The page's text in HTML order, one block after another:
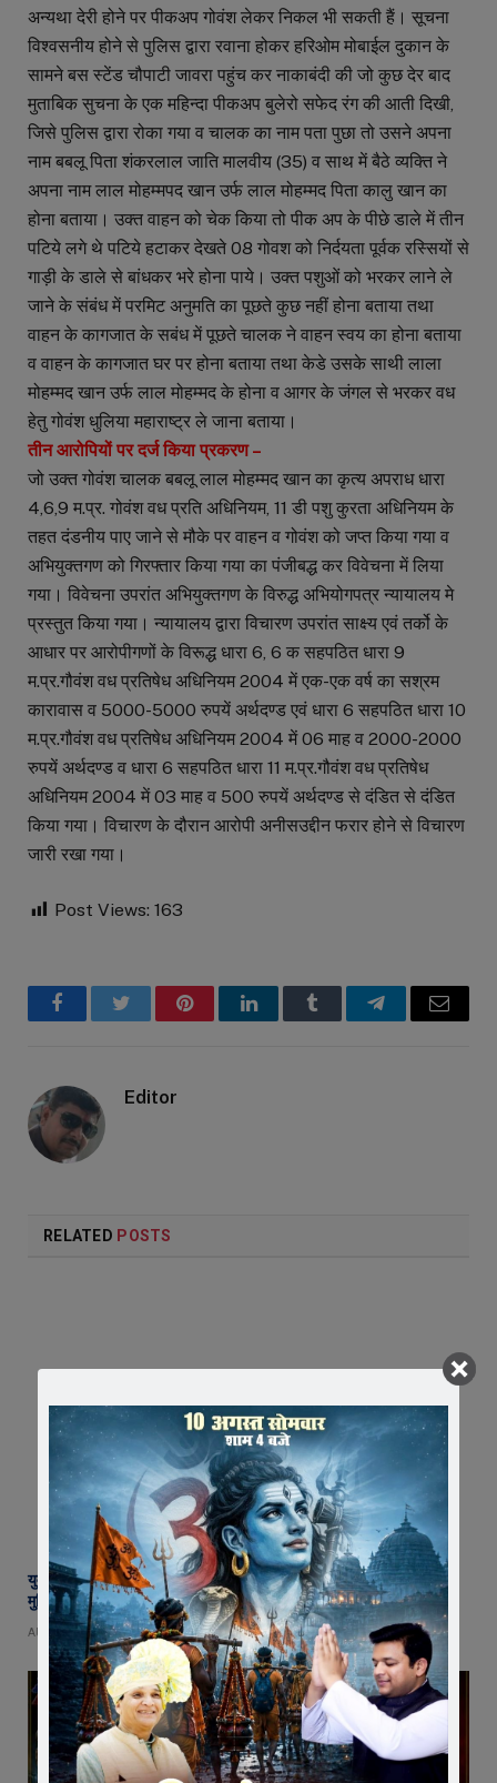
अन्यथा देरी होने पर पीकअप गोवंश लेकर निकल भी सकती हैं। सूचना
विश्वसनीय होने से पुलिस द्वारा रवाना होकर हरिओम मोबाईल दुकान के
सामने बस स्टेंड चौपाटी जावरा पहुंच कर नाकाबंदी की जो कुछ देर बाद
मुताबिक सुचना के एक महिन्दा पीकअप बुलेरो सफेद रंग की आती दिखी,
जिसे पुलिस द्वारा रोका गया व चालक का नाम पता पुछा तो उसने अपना
नाम बबलू पिता शंकरलाल जाति मालवीय (35) व साथ में बैठे व्यक्ति ने
अपना नाम लाल मोहम्मपद खान उर्फ लाल मोहम्मद पिता कालु खान का
होना बताया। उक्त वाहन को चेक किया तो पीक अप के पीछे डाले में तीन
पटिये लगे थे पटिये हटाकर देखते 08 गोवश को निर्दयता पूर्वक रस्सियों से
गाड़ी के डाले से बांधकर भरे होना पाये। उक्त पशुओं को भरकर लाने ले
जाने के संबंध में परमिट अनुमति का पूछते कुछ नहीं होना बताया तथा
वाहन के कागजात के सबंध में पूछते चालक ने वाहन स्वय का होना बताया
व वाहन के कागजात घर पर होना बताया तथा केडे उसके साथी लाला
मोहम्मद खान उर्फ लाल मोहम्मद के होना व आगर के जंगल से भरकर वध
हेतु गोवंश धुलिया महाराष्ट्र ले जाना बताया।
तीन आरोपियों पर दर्ज किया प्रकरण –
जो उक्त गोवंश चालक बबलू लाल मोहम्मद खान का कृत्य अपराध धारा
4,6,9 म.प्र. गोवंश वध प्रति अधिनियम, 11 डी पशु कुरता अधिनियम के
तहत दंडनीय पाए जाने से मौके पर वाहन व गोवंश को जप्त किया गया व
अभियुक्तगण को गिरफ्तार किया गया का पंजीबद्ध कर विवेचना में लिया
गया। विवेचना उपरांत अभियुक्तगण के विरुद्ध अभियोगपत्र न्यायालय मे
प्रस्तुत किया गया। न्यायालय द्वारा विचारण उपरांत साक्ष्य एवं तर्को के
आधार पर आरोपीगणों के विरूद्ध धारा 6, 6 क सहपठित धारा 9
म.प्र.गौवंश वध प्रतिषेध अधिनियम 2004 में एक-एक वर्ष का सश्रम
कारावास व 5000-5000 रुपयें अर्थदण्ड एवं धारा 6 सहपठित धारा 10
म.प्र.गौवंश वध प्रतिषेध अधिनियम 2004 में 06 माह व 2000-2000
रुपयें अर्थदण्ड व धारा 6 सहपठित धारा 11 म.प्र.गौवंश वध प्रतिषेध
अधिनियम 2004 में 03 माह व 500 रुपयें अर्थदण्ड से दंडित से दंडित
किया गया। विचारण के दौरान आरोपी अनीसउद्दीन फरार होने से विचारण
जारी रखा गया।
Post Views: 163
FacebookTwitter PinterestLinkedInTumblr TelegramEmail
Editor
RELATED POSTS
युवा शक्ति में विश्व बदलने की क्षमता, बस ऊर्जा को सही दिशा मिले : राष्ट्रसंत कमल
मुनि
AUGUST 8, 2026